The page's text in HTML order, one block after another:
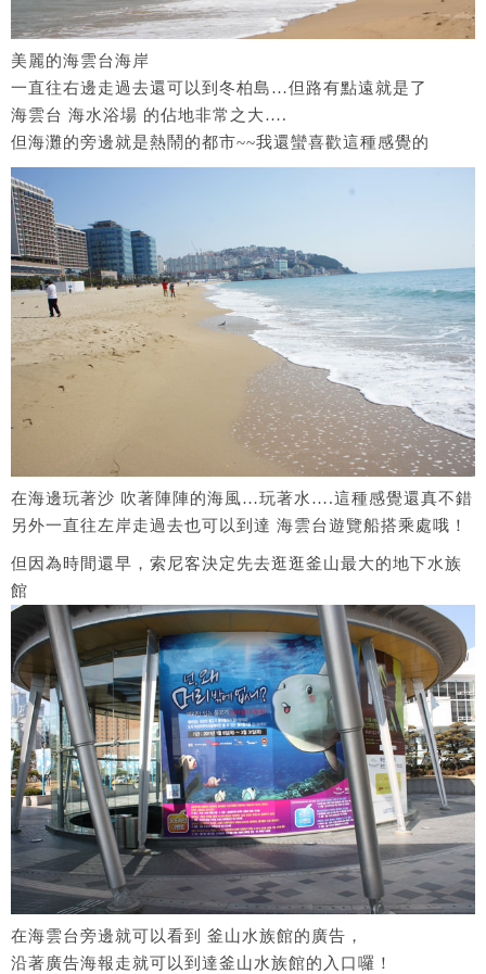
美麗的海雲台海岸
一直往右邊走過去還可以到冬柏島…但路有點遠就是了
海雲台 海水浴場 的佔地非常之大….
但海灘的旁邊就是熱鬧的都市~~我還蠻喜歡這種感覺的
在海邊玩著沙 吹著陣陣的海風…玩著水….這種感覺還真不錯
另外一直往左岸走過去也可以到達 海雲台遊覽船搭乘處哦！
但因為時間還早，索尼客決定先去逛逛釜山最大的地下水族
館
在海雲台旁邊就可以看到 釜山水族館的廣告，
沿著廣告海報走就可以到達釜山水族館的入口囉！